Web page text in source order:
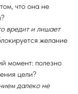
что она не
вредит и лишает
желание
момент: полезно
цели?
далеко не